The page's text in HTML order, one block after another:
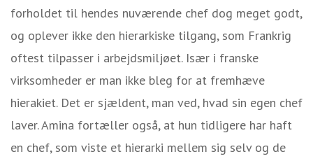
forholdet til hendes nuværende chef dog meget godt,
og oplever ikke den hierarkiske tilgang, som Frankrig
oftest tilpasser i arbejdsmiljøet. Især i franske
virksomheder er man ikke bleg for at fremhæve
hierakiet. Det er sjældent, man ved, hvad sin egen chef
laver. Amina fortæller også, at hun tidligere har haft
en chef, som viste et hierarki mellem sig selv og de